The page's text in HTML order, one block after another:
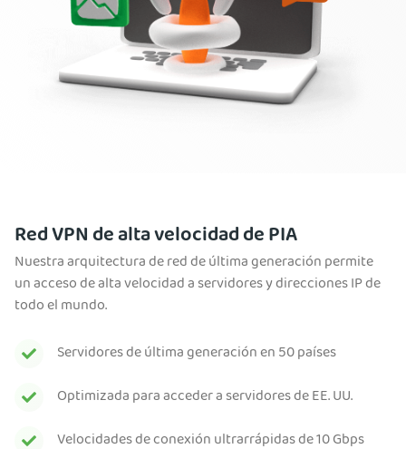
Red VPN de alta velocidad de PIA
Nuestra arquitectura de red de última generación permite
un acceso de alta velocidad a servidores y direcciones IP de
todo el mundo.
Servidores de última generación en 50 países
Optimizada para acceder a servidores de EE. UU.
Velocidades de conexión ultrarrápidas de 10 Gbps